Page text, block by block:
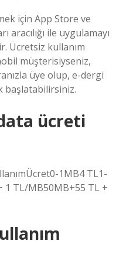
için App Store ve
aracılığı ile uygulamayı
Ücretsiz kullanım
müşterisiyseniz,
üye olup, e-dergi
başlatabilirsiniz.
ücreti
1MB4 TL1-
1 TL/MB50MB+55 TL +